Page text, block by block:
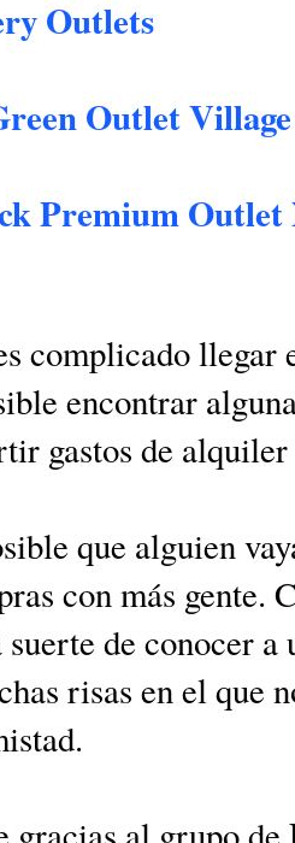
Outlets
Outlet Village
Premium Outlet
complicado llegar
encontrar
gastos de
que alguien
con más gente.
de conocer
risas en el que